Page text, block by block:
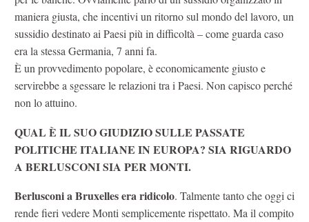
maniera giusta, che incentivi un ritorno sul mondo del lavoro, un
sussidio destinato ai Paesi più in difficoltà – come guarda caso
era la stessa Germania, 7 anni fa.
È un provvedimento popolare, è economicamente giusto e
servirebbe a sgessare le relazioni tra i Paesi. Non capisco perché
non lo attuino.
QUAL È IL SUO GIUDIZIO SULLE PASSATE
POLITICHE ITALIANE IN EUROPA? SIA RIGUARDO
A BERLUSCONI SIA PER MONTI.
Berlusconi a Bruxelles era ridicolo. Talmente tanto che oggi ci
rende fieri vedere Monti semplicemente rispettato. Ma il compito